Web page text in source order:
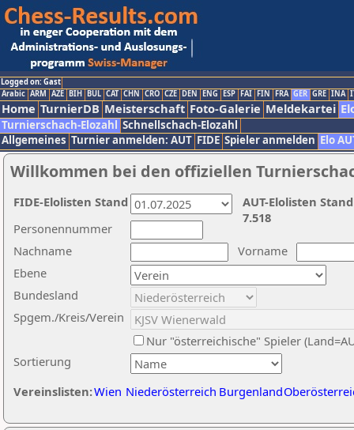
Logged on: Gast
Arabic ARM AZE BIH BUL CAT CHN CRO CZE DEN ENG ESP FAI FIN FRA GER GRE INA
Home TurnierDB Meisterschaft Foto-Galerie Meldekartei
Turnierschach-Elozahl Schnellschach-Elozahl
Allgemeines Turnier anmelden: AUT FIDE Spieler anmelden Elo
Willkommen bei den offiziellen
Nachname
Vorname
Ebene
Sortierung
Personennummer
Bundesland
Spgem./Kreis/Verein
Nur "österreichische" Spieler
Vereinslisten:Wien Niederösterreich Burgenland
AUT-Elolisten
7.518
FIDE-Elolisten Stand